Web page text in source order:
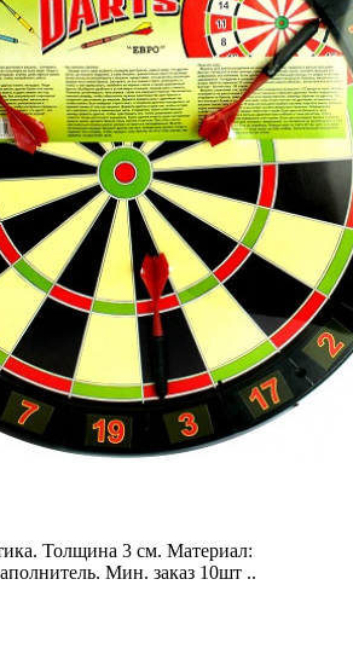
Толщина 3 см. Материал:
Мин. заказ 10шт ..